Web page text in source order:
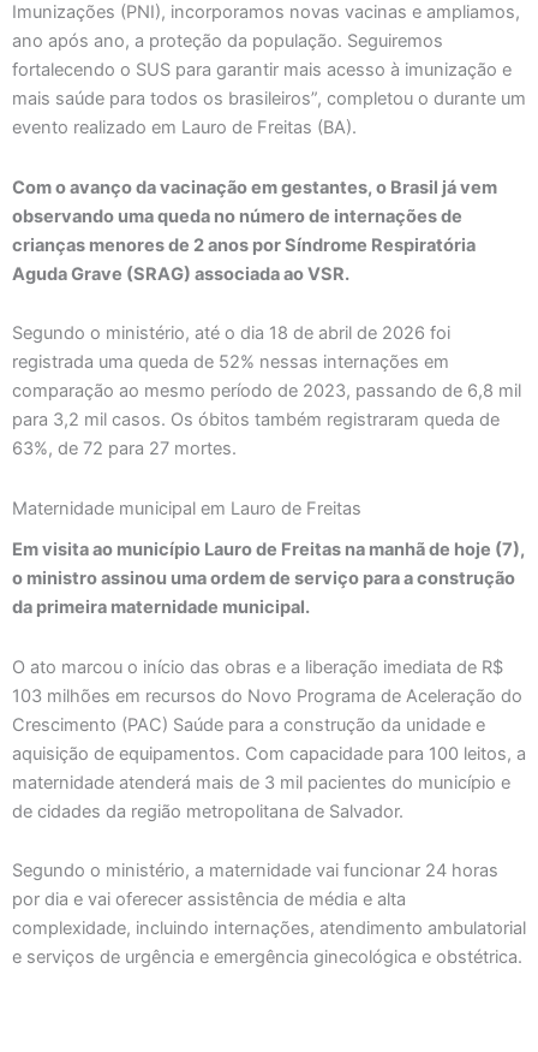
Imunizações (PNI), incorporamos novas vacinas e ampliamos,
ano após ano, a proteção da população. Seguiremos
fortalecendo o SUS para garantir mais acesso à imunização e
mais saúde para todos os brasileiros”, completou o durante um
evento realizado em Lauro de Freitas (BA).
Com o avanço da vacinação em gestantes, o Brasil já vem
observando uma queda no número de internações de
crianças menores de 2 anos por Síndrome Respiratória
Aguda Grave (SRAG) associada ao VSR.
Segundo o ministério, até o dia 18 de abril de 2026 foi
registrada uma queda de 52% nessas internações em
comparação ao mesmo período de 2023, passando de 6,8 mil
para 3,2 mil casos. Os óbitos também registraram queda de
63%, de 72 para 27 mortes.
Maternidade municipal em Lauro de Freitas
Em visita ao município Lauro de Freitas na manhã de hoje (7),
o ministro assinou uma ordem de serviço para a construção
da primeira maternidade municipal.
O ato marcou o início das obras e a liberação imediata de R$
103 milhões em recursos do Novo Programa de Aceleração do
Crescimento (PAC) Saúde para a construção da unidade e
aquisição de equipamentos. Com capacidade para 100 leitos, a
maternidade atenderá mais de 3 mil pacientes do município e
de cidades da região metropolitana de Salvador.
Segundo o ministério, a maternidade vai funcionar 24 horas
por dia e vai oferecer assistência de média e alta
complexidade, incluindo internações, atendimento ambulatorial
e serviços de urgência e emergência ginecológica e obstétrica.